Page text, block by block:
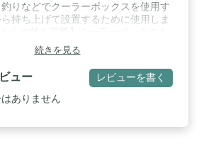
りなどでクーラーボックスを使用す
持ち上げて設置するために使用しま
ことで地面からの熱の影響を受けにく
効果を高めることができます。また、
クスの底面が汚れることも防ぎます。
すい高さ】3段階の高さ調節が可能で
ーラーボックスを設置できるため、
続きを見る
ュー レビューを書く
ありません